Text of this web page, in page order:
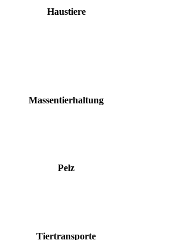
Haustiere
Massentierhaltung
Pelz
Tiertransporte